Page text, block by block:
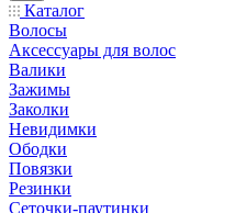
Каталог
Волосы
Аксессуары для волос
Валики
Зажимы
Заколки
Невидимки
Ободки
Повязки
Резинки
Сеточки-паутинки